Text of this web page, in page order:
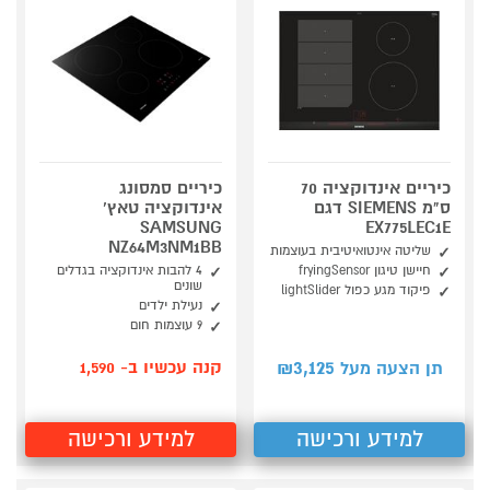
כיריים אינדוקציה 70
ס"מ SIEMENS דגם
EX775LEC1E
שליטה אינטואיטיבית בעוצמות
חיישן טיגון fryingSensor
פיקוד מגע כפול lightSlider
תן הצעה מעל ₪ 3,125
למידע ורכישה
כיריים סמסונג
אינדוקציה טאץ'
SAMSUNG
NZ64M3NM1BB
4 להבות אינדוקציה בגדלים
שונים
נעילת ילדים
9 עוצמות חום
קנה עכשיו ב- 1,590
למידע ורכישה